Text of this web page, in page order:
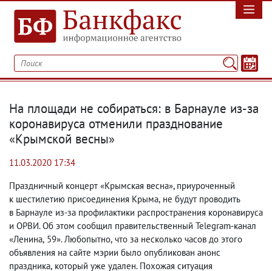
На площади не собираться: в Барнауле из-за
коронавируса отменили празднование
«Крымской весны»
11.03.2020 17:34
Праздничный концерт «Крымская весна», приуроченный
к шестилетию присоединения Крыма, не будут проводить
в Барнауле из-за профилактики распространения коронавируса
и ОРВИ. Об этом сообщил правительственный Telegram-канал
«Ленина, 59». Любопытно, что за несколько часов до этого
объявления на сайте мэрии было опубликован анонс
праздника, который уже удален. Похожая ситуация